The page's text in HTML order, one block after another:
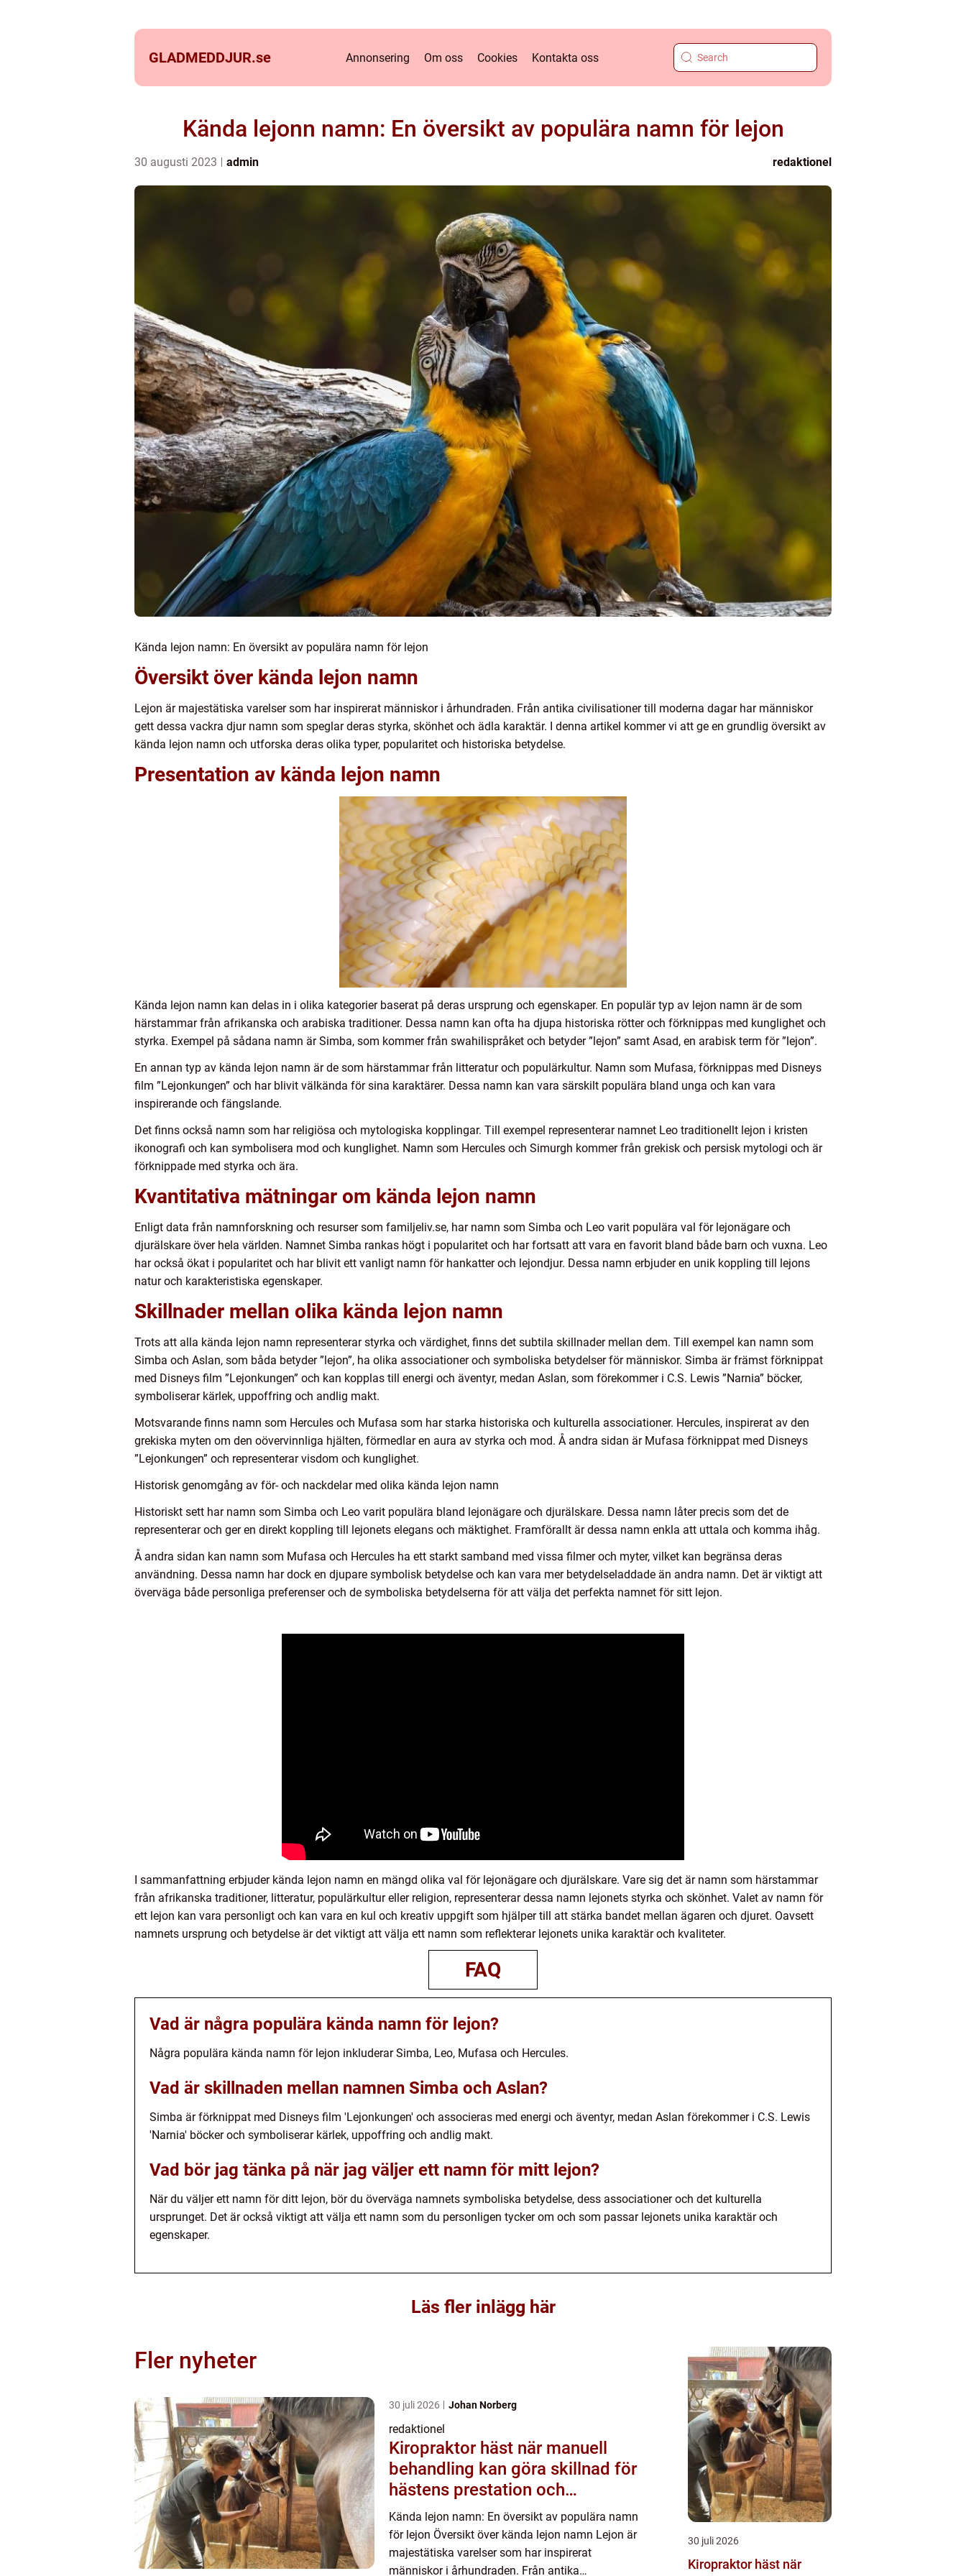
GLADMEDDJUR.se Annonsering Om oss Cookies Kontakta oss
Kända lejonn namn: En översikt av populära namn för lejon
30 augusti 2023 admin redaktionel
Kända lejon namn: En översikt av populära namn för lejon
Översikt över kända lejon namn
Lejon är majestätiska varelser som har inspirerat människor i århundraden. Från antika civilisationer till moderna dagar har människor
gett dessa vackra djur namn som speglar deras styrka, skönhet och ädla karaktär. I denna artikel kommer vi att ge en grundlig översikt av
kända lejon namn och utforska deras olika typer, popularitet och historiska betydelse.
Presentation av kända lejon namn
Kända lejon namn kan delas in i olika kategorier baserat på deras ursprung och egenskaper. En populär typ av lejon namn är de som
härstammar från afrikanska och arabiska traditioner. Dessa namn kan ofta ha djupa historiska rötter och förknippas med kunglighet och
styrka. Exempel på sådana namn är Simba, som kommer från swahilispråket och betyder ”lejon” samt Asad, en arabisk term för ”lejon”.
En annan typ av kända lejon namn är de som härstammar från litteratur och populärkultur. Namn som Mufasa, förknippas med Disneys
film ”Lejonkungen” och har blivit välkända för sina karaktärer. Dessa namn kan vara särskilt populära bland unga och kan vara
inspirerande och fängslande.
Det finns också namn som har religiösa och mytologiska kopplingar. Till exempel representerar namnet Leo traditionellt lejon i kristen
ikonografi och kan symbolisera mod och kunglighet. Namn som Hercules och Simurgh kommer från grekisk och persisk mytologi och är
förknippade med styrka och ära.
Kvantitativa mätningar om kända lejon namn
Enligt data från namnforskning och resurser som familjeliv.se, har namn som Simba och Leo varit populära val för lejonägare och
djurälskare över hela världen. Namnet Simba rankas högt i popularitet och har fortsatt att vara en favorit bland både barn och vuxna. Leo
har också ökat i popularitet och har blivit ett vanligt namn för hankatter och lejondjur. Dessa namn erbjuder en unik koppling till lejons
natur och karakteristiska egenskaper.
Skillnader mellan olika kända lejon namn
Trots att alla kända lejon namn representerar styrka och värdighet, finns det subtila skillnader mellan dem. Till exempel kan namn som
Simba och Aslan, som båda betyder ”lejon”, ha olika associationer och symboliska betydelser för människor. Simba är främst förknippat
med Disneys film ”Lejonkungen” och kan kopplas till energi och äventyr, medan Aslan, som förekommer i C.S. Lewis ”Narnia” böcker,
symboliserar kärlek, uppoffring och andlig makt.
Motsvarande finns namn som Hercules och Mufasa som har starka historiska och kulturella associationer. Hercules, inspirerat av den
grekiska myten om den oövervinnliga hjälten, förmedlar en aura av styrka och mod. Å andra sidan är Mufasa förknippat med Disneys
”Lejonkungen” och representerar visdom och kunglighet.
Historisk genomgång av för- och nackdelar med olika kända lejon namn
Historiskt sett har namn som Simba och Leo varit populära bland lejonägare och djurälskare. Dessa namn låter precis som det de
representerar och ger en direkt koppling till lejonets elegans och mäktighet. Framförallt är dessa namn enkla att uttala och komma ihåg.
Å andra sidan kan namn som Mufasa och Hercules ha ett starkt samband med vissa filmer och myter, vilket kan begränsa deras
användning. Dessa namn har dock en djupare symbolisk betydelse och kan vara mer betydelseladdade än andra namn. Det är viktigt att
överväga både personliga preferenser och de symboliska betydelserna för att välja det perfekta namnet för sitt lejon.
I sammanfattning erbjuder kända lejon namn en mängd olika val för lejonägare och djurälskare. Vare sig det är namn som härstammar
från afrikanska traditioner, litteratur, populärkultur eller religion, representerar dessa namn lejonets styrka och skönhet. Valet av namn för
ett lejon kan vara personligt och kan vara en kul och kreativ uppgift som hjälper till att stärka bandet mellan ägaren och djuret. Oavsett
namnets ursprung och betydelse är det viktigt att välja ett namn som reflekterar lejonets unika karaktär och kvaliteter.
FAQ
Vad är några populära kända namn för lejon?
Några populära kända namn för lejon inkluderar Simba, Leo, Mufasa och Hercules.
Vad är skillnaden mellan namnen Simba och Aslan?
Simba är förknippat med Disneys film 'Lejonkungen' och associeras med energi och äventyr, medan Aslan förekommer i C.S. Lewis
'Narnia' böcker och symboliserar kärlek, uppoffring och andlig makt.
Vad bör jag tänka på när jag väljer ett namn för mitt lejon?
När du väljer ett namn för ditt lejon, bör du överväga namnets symboliska betydelse, dess associationer och det kulturella
ursprunget. Det är också viktigt att välja ett namn som du personligen tycker om och som passar lejonets unika karaktär och
egenskaper.
Läs fler inlägg här
Fler nyheter
30 juli 2026 Johan Norberg
redaktionel
Kiropraktor häst när manuell
behandling kan göra skillnad för
hästens prestation och
välmående
Kända lejon namn: En översikt av populära namn
för lejon Översikt över kända lejon namn Lejon är
majestätiska varelser som har inspirerat
människor i århundraden. Från antika
30 juli 2026
Kiropraktor häst när